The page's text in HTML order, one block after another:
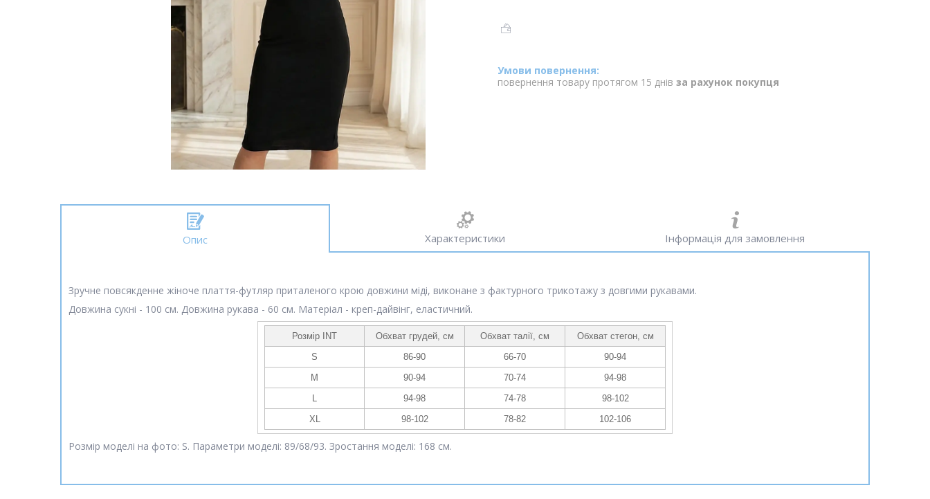
повернення товару протягом 15 днів за рахунок покупця
Опис Характеристики Інформація для замовлення
Зручне повсякденне жіноче плаття-футляр приталеного крою довжини міді, виконане з фактурного трикотажу з довгими рукавами.
Довжина сукні - 100 см. Довжина рукава - 60 см. Матеріал - креп-дайвінг, еластичний.
Розмір INT Обхват грудей, см Обхват талії, см
Обхват стегон, см
S
86-90 66-70
90-94
M
90-94 70-74
94-98
L
94-98 74-78
98-102
XL
98-102 78-82 102-106
Розмір моделі на фото: S. Параметри моделі: 89/68/93. Зростання моделі: 168 см.